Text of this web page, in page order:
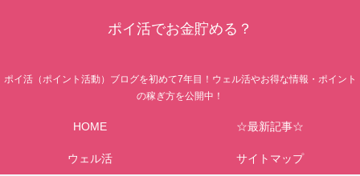
ポイ活でお金貯める？
ポイ活（ポイント活動）ブログを初めて7年目！ウェル活やお得な情報・ポイント
の稼ぎ方を公開中！
HOME ☆最新記事☆
ウェル活 サイトマップ